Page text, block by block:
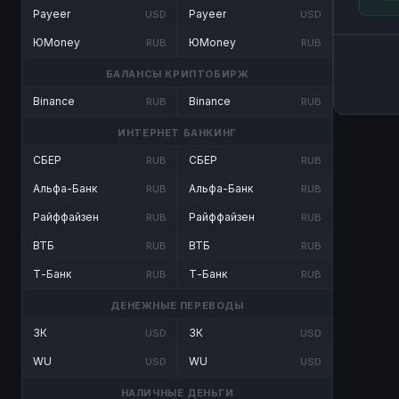
Payeer USD
ЮMoney RUB
Payeer USD
ЮMoney RUB
БАЛАНСЫ КРИПТОБИРЖ
Binance RUB Binance RUB
ИНТЕРНЕТ БАНКИНГ
СБЕР RUB
Альфа-Банк RUB
Райффайзен RUB
ВТБ RUB
Т-Банк RUB
СБЕР RUB
Альфа-Банк RUB
Райффайзен RUB
ВТБ RUB
Т-Банк RUB
ДЕНЕЖНЫЕ ПЕРЕВОДЫ
ЗК USD
WU USD
ЗК USD
WU USD
НАЛИЧНЫЕ ДЕНЬГИ